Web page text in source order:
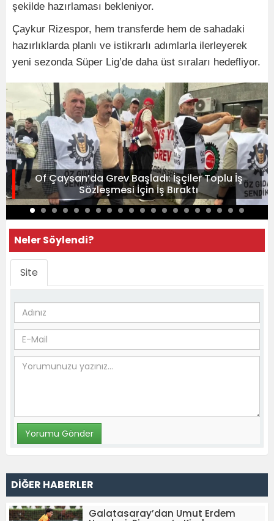
şekilde hazırlaması bekleniyor.
Çaykur Rizespor, hem transferde hem de sahadaki
hazırlıklarda planlı ve istikrarlı adımlarla ilerleyerek
yeni sezonda Süper Lig’de daha üst sıraları hedefliyor.
Of Çaysan’da Grev Başladı: İşçiler Toplu İş
Sözleşmesi İçin İş Bıraktı
Neler Söylendi?
Site
DİĞER HABERLER
Galatasaray’dan Umut Erdem